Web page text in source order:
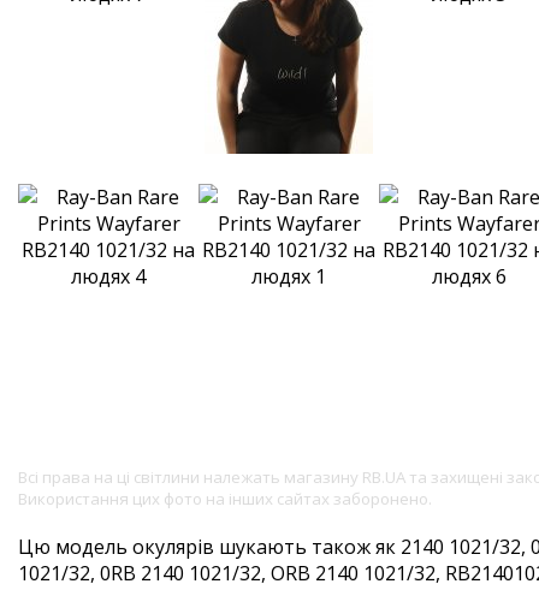
Всі права на ці світлини належать магазину RB.UA та захищені
Використання цих фото на інших сайтах заборонено.
Цю модель окулярів шукають також як 2140 1021/32,
1021/32, 0RB 2140 1021/32, ORB 2140 1021/32,